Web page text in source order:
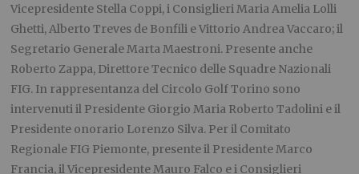
Vicepresidente Stella Coppi, i Consiglieri Maria Amelia Lolli
Ghetti, Alberto Treves de Bonfili e Vittorio Andrea Vaccaro; il
Segretario Generale Marta Maestroni. Presente anche
Roberto Zappa, Direttore Tecnico delle Squadre Nazionali
FIG. In rappresentanza del Circolo Golf Torino sono
intervenuti il Presidente Giorgio Maria Roberto Tadolini e il
Presidente onorario Lorenzo Silva. Per il Comitato
Regionale FIG Piemonte, presente il Presidente Marco
Francia, il Vicepresidente Mauro Falco e i Consiglieri